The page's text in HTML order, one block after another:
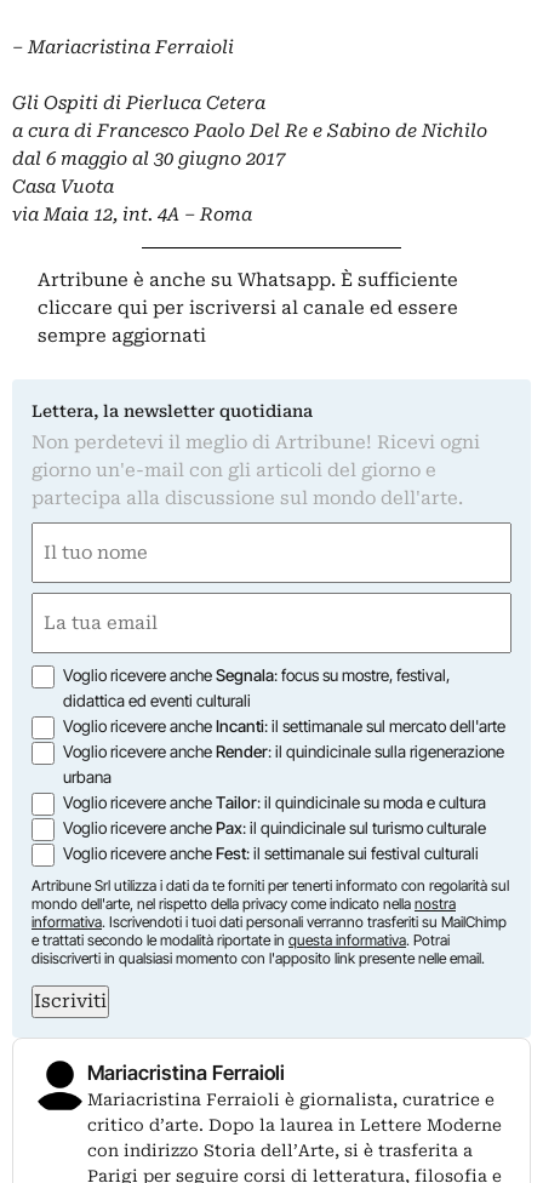
– Mariacristina Ferraioli
Gli Ospiti di Pierluca Cetera
a cura di Francesco Paolo Del Re e Sabino de Nichilo
dal 6 maggio al 30 giugno 2017
Casa Vuota
via Maia 12, int. 4A – Roma
Artribune è anche su Whatsapp. È sufficiente
cliccare qui per iscriversi al canale ed essere
sempre aggiornati
Lettera, la newsletter quotidiana
Non perdetevi il meglio di Artribune! Ricevi ogni
giorno un'e-mail con gli articoli del giorno e
partecipa alla discussione sul mondo dell'arte.
(Required)
First
(Required)
Opzioni
Voglio ricevere ancheSegnala: focus su mostre, festival,
didattica ed eventi culturali
Voglio ricevere ancheIncanti: il settimanale sul mercato dell'arte
Voglio ricevere ancheRender: il quindicinale sulla rigenerazione
urbana
Voglio ricevere ancheTailor: il quindicinale su moda e cultura
Voglio ricevere anchePax: il quindicinale sul turismo culturale
Voglio ricevere ancheFest: il settimanale sui festival culturali
Artribune Srl utilizza i dati da te forniti per tenerti informato con regolarità sul
mondo dell'arte, nel rispetto della privacy come indicato nella nostra
informativa. Iscrivendoti i tuoi dati personali verranno trasferiti su MailChimp
e trattati secondo le modalità riportate in questa informativa. Potrai
disiscriverti in qualsiasi momento con l'apposito link presente nelle email.
Iscriviti
Mariacristina Ferraioli
Mariacristina Ferraioli è giornalista, curatrice e
critico d’arte. Dopo la laurea in Lettere Moderne
con indirizzo Storia dell’Arte, si è trasferita a
Parigi per seguire corsi di letteratura, filosofia e